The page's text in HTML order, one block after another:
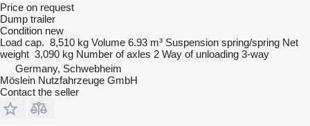
Price on request
Dump trailer
Condition new
Load cap. 8,510 kg Volume 6.93 m³ Suspension spring/spring Net
weight 3,090 kg Number of axles 2 Way of unloading 3-way
Germany, Schwebheim
Möslein Nutzfahrzeuge GmbH
Contact the seller